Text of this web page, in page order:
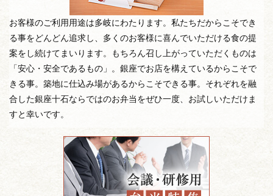
お客様のご利用用途は多岐にわたります。私たちだからこそでき
る事をどんどん追求し、多くのお客様に喜んでいただける食の提
案をし続けてまいります。もちろん召し上がっていただくものは
「安心・安全であるもの」。銀座でお店を構えているからこそで
きる事。築地に仕込み場があるからこそできる事。それぞれを融
合した銀座十石ならではのお弁当をぜひ一度、お試しいただけま
すと幸いです。